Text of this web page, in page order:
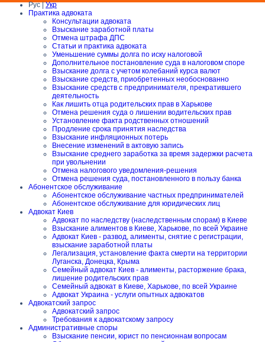
Рус |Укр
Практика адвоката
Консультации адвоката
Взыскание заработной платы
Отмена штрафа ДПС
Статьи и практика адвоката
Уменьшение суммы долга по иску налоговой
Дополнительное постановление суда в налоговом споре
Взыскание долга с учетом колебаний курса валют
Взыскание средств, приобретенных необоснованно
Взыскание средств с предпринимателя, прекратившего
деятельность
Как лишить отца родительских прав в Харькове
Отмена решения суда о лишении водительских прав
Установление факта родственных отношений
Продление срока принятия наследства
Взыскание инфляционных потерь
Внесение изменений в актовую запись
Взыскание среднего заработка за время задержки расчета
при увольнении
Отмена налогового уведомления-решения
Отмена решения суда, постановленного в пользу банка
Абонентское обслуживание
Абонентское обслуживание частных предпринимателей
Абонентское обслуживание для юридических лиц
Адвокат Киев
Адвокат по наследству (наследственным спорам) в Киеве
Взыскание алиментов в Киеве, Харькове, по всей Украине
Адвокат Киев - развод, алименты, снятие с регистрации,
взыскание заработной платы
Легализация, установление факта смерти на территории
Луганска, Донецка, Крыма
Семейный адвокат Киев - алименты, расторжение брака,
лишение родительских прав
Семейный адвокат в Киеве, Харькове, по всей Украине
Адвокат Украина - услуги опытных адвокатов
Адвокатский запрос
Адвокатский запрос
Требования к адвокатскому запросу
Административные споры
Взыскание пенсии, юрист по пенсионнам вопросам